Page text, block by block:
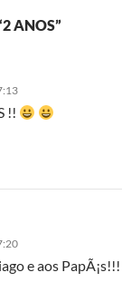
ANOS”
!!
e aos PapÃ¡s!!!